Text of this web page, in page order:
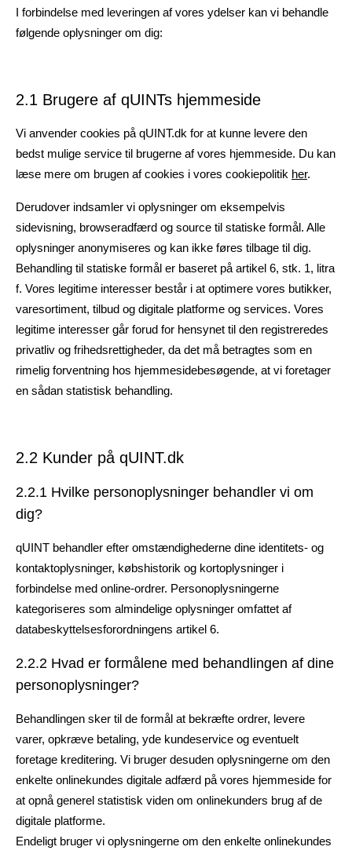
I forbindelse med leveringen af vores ydelser kan vi behandle
følgende oplysninger om dig:
2.1 Brugere af qUINTs hjemmeside
Vi anvender cookies på qUINT.dk for at kunne levere den
bedst mulige service til brugerne af vores hjemmeside. Du kan
læse mere om brugen af cookies i vores cookiepolitik her.
Derudover indsamler vi oplysninger om eksempelvis
sidevisning, browseradfærd og source til statiske formål. Alle
oplysninger anonymiseres og kan ikke føres tilbage til dig.
Behandling til statiske formål er baseret på artikel 6, stk. 1, litra
f. Vores legitime interesser består i at optimere vores butikker,
varesortiment, tilbud og digitale platforme og services. Vores
legitime interesser går forud for hensynet til den registreredes
privatliv og frihedsrettigheder, da det må betragtes som en
rimelig forventning hos hjemmesidebesøgende, at vi foretager
en sådan statistisk behandling.
2.2 Kunder på qUINT.dk
2.2.1 Hvilke personoplysninger behandler vi om
dig?
qUINT behandler efter omstændighederne dine identitets- og
kontaktoplysninger, købshistorik og kortoplysninger i
forbindelse med online-ordrer. Personoplysningerne
kategoriseres som almindelige oplysninger omfattet af
databeskyttelsesforordningens artikel 6.
2.2.2 Hvad er formålene med behandlingen af dine
personoplysninger?
Behandlingen sker til de formål at bekræfte ordrer, levere
varer, opkræve betaling, yde kundeservice og eventuelt
foretage kreditering. Vi bruger desuden oplysningerne om den
enkelte onlinekundes digitale adfærd på vores hjemmeside for
at opnå generel statistisk viden om onlinekunders brug af de
digitale platforme.
Endeligt bruger vi oplysningerne om den enkelte onlinekundes